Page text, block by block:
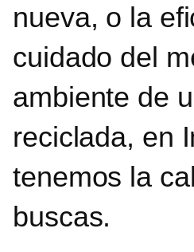
nueva, o la
cuidado del
ambiente de
reciclada, en
tenemos la
buscas.